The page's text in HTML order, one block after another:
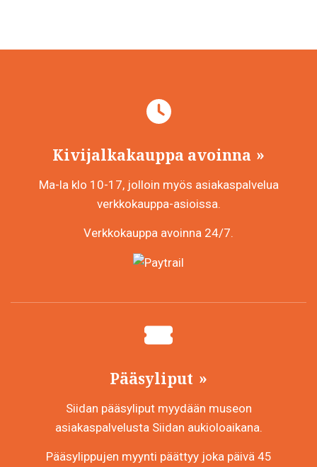
Kivijalkakauppa avoinna
Ma-la klo 10-17, jolloin myös asiakaspalvelua
verkkokauppa-asioissa.
Verkkokauppa avoinna 24/7.
Pääsyliput
Siidan pääsyliput myydään museon
asiakaspalvelusta Siidan aukioloaikana.
Pääsylippujen myynti päättyy joka päivä 45